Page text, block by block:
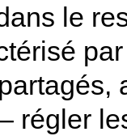
le
régler